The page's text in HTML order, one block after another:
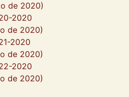
de 2020)
2020
de 2020)
2020
de 2020)
2020
de 2020)